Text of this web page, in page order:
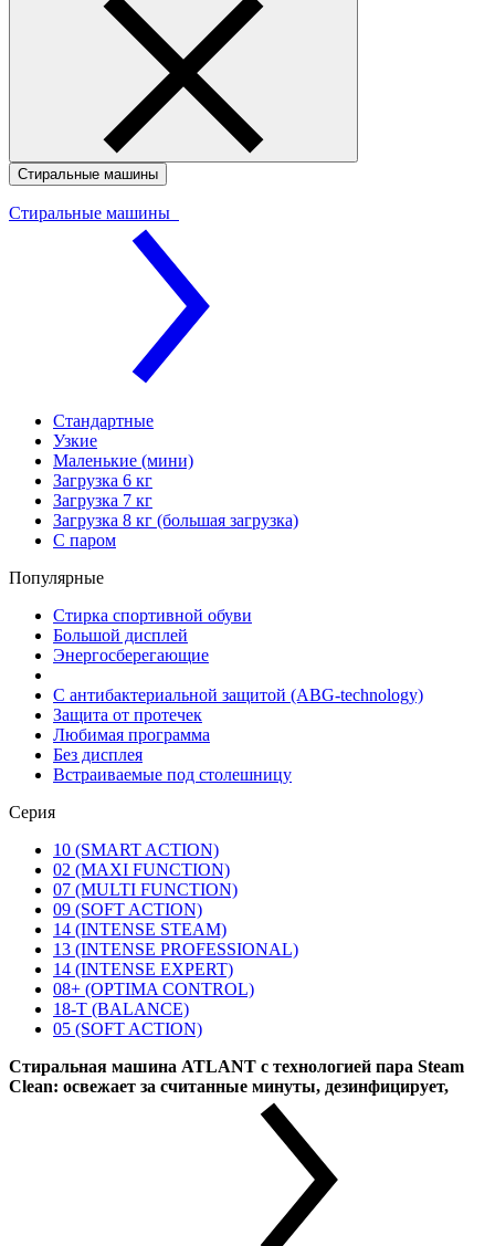
Стиральные машины
Стиральные машины
Стандартные
Узкие
Маленькие (мини)
Загрузка 6 кг
Загрузка 7 кг
Загрузка 8 кг (большая загрузка)
С паром
Популярные
Стирка спортивной обуви
Большой дисплей
Энергосберегающие
С антибактериальной защитой (ABG-technology)
Защита от протечек
Любимая программа
Без дисплея
Встраиваемые под столешницу
Серия
10 (SMART ACTION)
02 (MAXI FUNCTION)
07 (MULTI FUNCTION)
09 (SOFT ACTION)
14 (INTENSE STEAM)
13 (INTENSE PROFESSIONAL)
14 (INTENSE EXPERT)
08+ (OPTIMA CONTROL)
18-T (BALANCE)
05 (SOFT ACTION)
Стиральная машина ATLANT с технологией пара Steam
Clean: освежает за считанные минуты, дезинфицирует,